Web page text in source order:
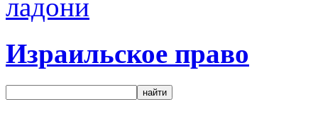
Израильское право